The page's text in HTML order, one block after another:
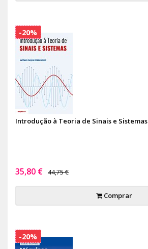
Introdução à Teoria de Sinais e Sistemas
35,80 € 44,75 €
Comprar
-20%
-20%